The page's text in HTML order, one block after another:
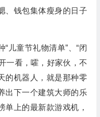
、钱包集体瘦身的日子
儿童节礼物清单”、“闭
一看，嚯，好家伙，不
的机器人，就是那种零
出下一个建筑大师的乐
单上的最新款游戏机，